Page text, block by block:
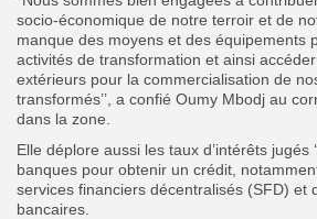
socio-économique de notre terroir et de
manque des moyens et des équipements
activités de transformation et ainsi
extérieurs pour la commercialisation de
transformés’’, a confié Oumy Mbodj au
dans la zone.
Elle déplore aussi les taux d’intérêts jugés
banques pour obtenir un crédit,
services financiers décentralisés (SFD) et
bancaires.